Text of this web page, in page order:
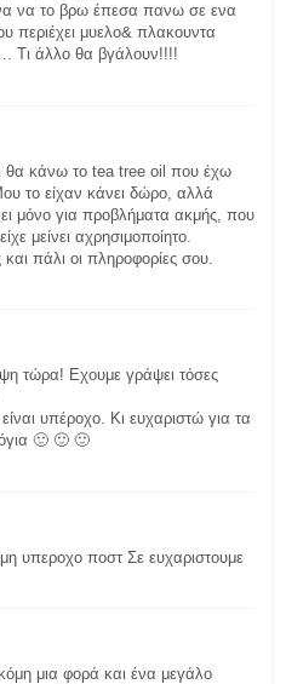
να το βρω έπεσα πανω σε ενα
περιέχει μυελο& πλακουντα
Τι άλλο θα βγάλουν!!!!
θα κάνω το tea tree oil που έχω
το είχαν κάνει δώρο, αλλά
μόνο για προβλήματα ακμής, που
μείνει αχρησιμοποίητο.
πάλι οι πληροφορίες σου.
τώρα! Εχουμε γράψει τόσες
υπέροχο. Κι ευχαριστώ για τα
🙂 🙂 🙂
υπεροχο ποστ Σε ευχαριστουμε
μια φορά και ένα μεγάλο